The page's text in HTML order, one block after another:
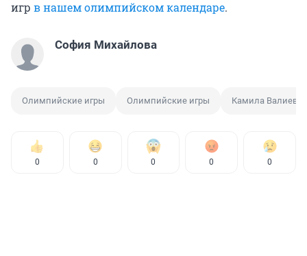
игр в нашем олимпийском календаре.
София Михайлова
Олимпийские игры Олимпийские игры Камила Валиева
0 0 0 0 0